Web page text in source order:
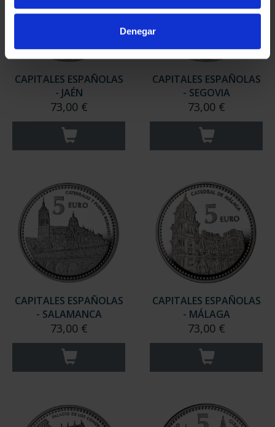
Denegar
CAPITALES ESPAÑOLAS
- JAÉN
73,00 €
CAPITALES ESPAÑOLAS
- SEGOVIA
73,00 €
CAPITALES ESPAÑOLAS
- SALAMANCA
73,00 €
CAPITALES ESPAÑOLAS
- MÁLAGA
73,00 €